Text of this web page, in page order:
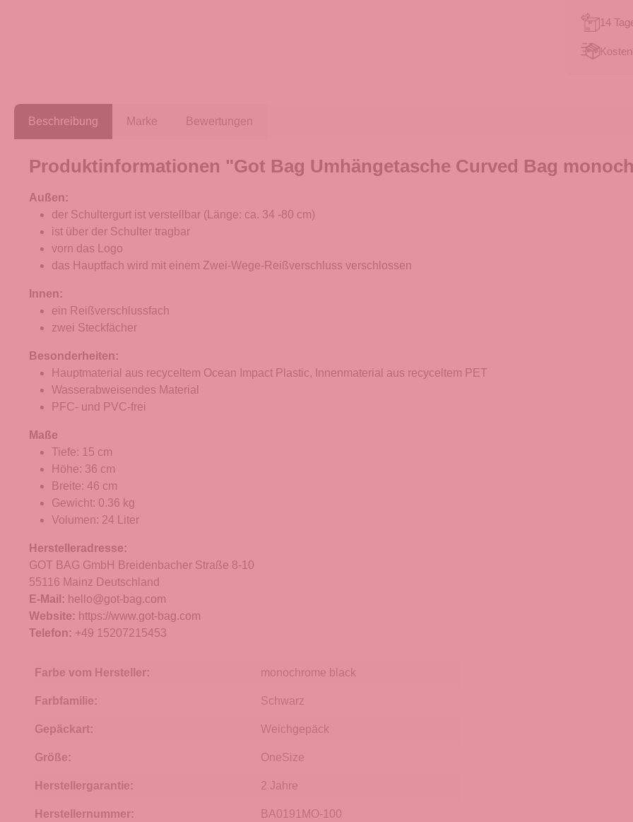
14
Beschreibung Marke Bewertungen
Produktinformationen "Got Bag Umhängetasche Curved Bag
Außen:
der Schultergurt ist verstellbar (Länge: ca. 34 -80 cm)
ist über der Schulter tragbar
vorn das Logo
das Hauptfach wird mit einem Zwei-Wege-Reißverschluss verschlossen
Innen:
ein Reißverschlussfach
zwei Steckfächer
Besonderheiten:
Hauptmaterial aus recyceltem Ocean Impact Plastic, Innenmaterial aus recyceltem PET
Wasserabweisendes Material
PFC- und PVC-frei
Maße
Tiefe: 15 cm
Höhe: 36 cm
Breite: 46 cm
Gewicht: 0.36 kg
Volumen: 24 Liter
Herstelleradresse:
GOT BAG GmbH Breidenbacher Straße 8-10
55116 Mainz Deutschland
E-Mail: hello@got-bag.com
Website: https://www.got-bag.com
Telefon: +49 15207215453
Farbe vom Hersteller: monochrome black
Farbfamilie: Schwarz
Gepäckart: Weichgepäck
Größe: OneSize
Herstellergarantie: 2 Jahre
Herstellernummer: BA0191MO-100